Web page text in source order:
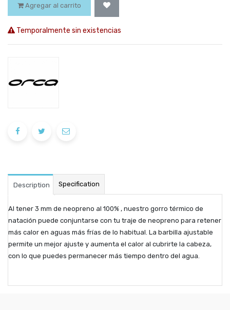
Agregar al carrito
Temporalmente sin existencias
Description Specification
Al tener 3 mm de neopreno al 100% , nuestro gorro térmico de
natación puede conjuntarse con tu traje de neopreno para retener
más calor en aguas más frías de lo habitual. La barbilla ajustable
permite un mejor ajuste y aumenta el calor al cubrirte la cabeza,
con lo que puedes permanecer más tiempo dentro del agua.